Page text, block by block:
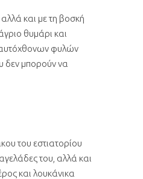
και με τη βοσκή
θυμάρι και
αυτόχθονων φυλών
δεν μπορούν να
του εστιατορίου
του, αλλά και
και λουκάνικα